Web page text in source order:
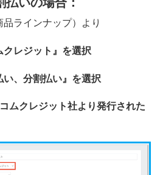
ラインナップ）より
クレジット』を選択
い、分割払い』を選択
ムクレジット社より発行された